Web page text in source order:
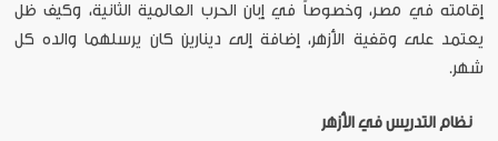
إقامته في مصر، وخصوصاً في إبّان الحرب العالمية الثانية، وكيف ظل
يعتمد على وقفية الأزهر، إضافة إلى دينارين كان يرسلهما والده كل
شهر.
نظام التدريسفيالأزهر